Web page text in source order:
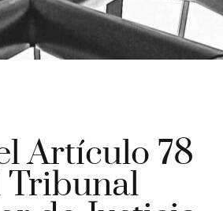
Artículo 78
Tribunal